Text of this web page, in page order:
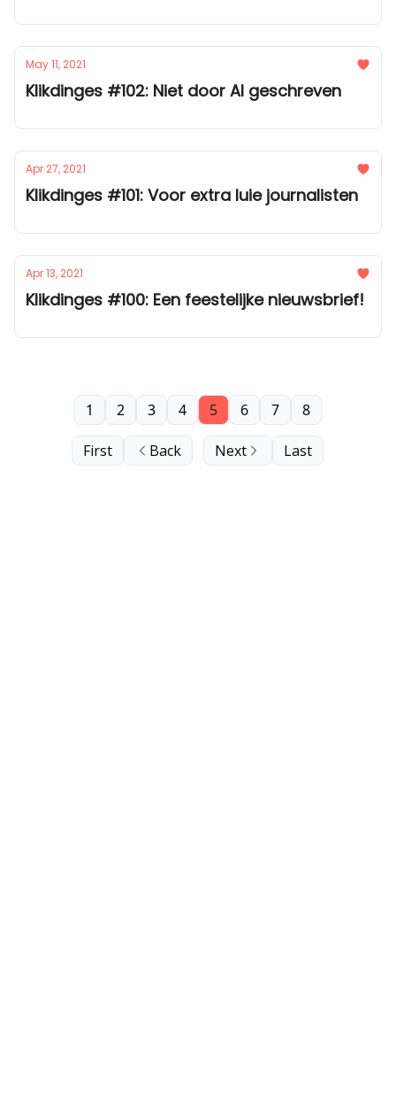
May 11, 2021
Klikdinges #102: Niet door AI geschreven
Apr 27, 2021
Klikdinges #101: Voor extra luie journalisten
Apr 13, 2021
Klikdinges #100: Een feestelijke nieuwsbrief!
First Back
1 2 3 4 5 6 7 8
Next Last